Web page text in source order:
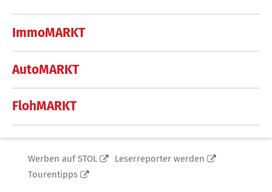
ImmoMARKT
AutoMARKT
FlohMARKT
Werben auf STOL
Leserreporter werden
Tourentipps